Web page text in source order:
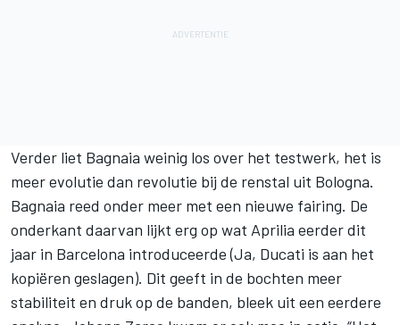
Verder liet Bagnaia weinig los over het testwerk, het is
meer evolutie dan revolutie bij de renstal uit Bologna.
Bagnaia reed onder meer met een nieuwe fairing. De
onderkant daarvan lijkt erg op wat Aprilia eerder dit
jaar in Barcelona introduceerde (Ja, Ducati is aan het
kopiëren geslagen). Dit geeft in de bochten meer
stabiliteit en druk op de banden, bleek uit een eerdere